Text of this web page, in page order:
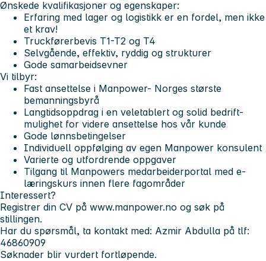
Ønskede kvalifikasjoner og egenskaper:
Erfaring med lager og logistikk er en fordel, men ikke
et krav!
Truckførerbevis T1-T2 og T4
Selvgående, effektiv, ryddig og strukturer
Gode samarbeidsevner
Vi tilbyr:
Fast ansettelse i Manpower- Norges største
bemanningsbyrå
Langtidsoppdrag i en veletablert og solid bedrift-
mulighet for videre ansettelse hos vår kunde
Gode lønnsbetingelser
Individuell oppfølging av egen Manpower konsulent
Varierte og utfordrende oppgaver
Tilgang til Manpowers medarbeiderportal med e-
læringskurs innen flere fagområder
Interessert?
Registrer din CV på www.manpower.no og søk på
stillingen.
Har du spørsmål, ta kontakt med: Azmir Abdulla på tlf:
46860909
Søknader blir vurdert fortløpende.